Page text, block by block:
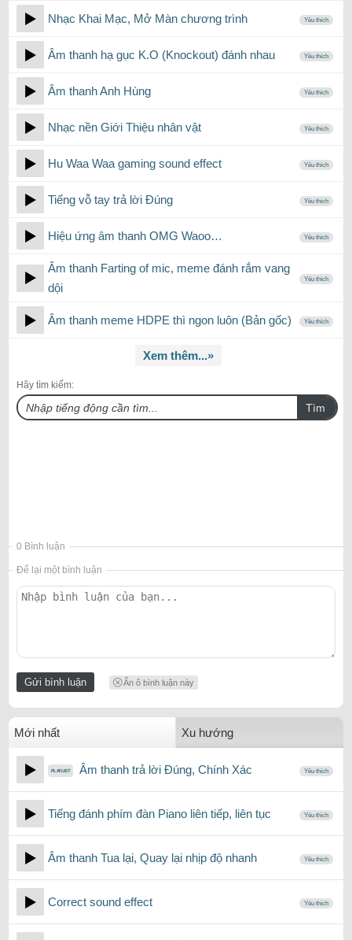
Nhạc Khai Mạc, Mở Màn chương trình Yêu thích
Âm thanh hạ gục K.O (Knockout) đánh nhau Yêu thích
Âm thanh Anh Hùng Yêu thích
Nhạc nền Giới Thiệu nhân vật Yêu thích
Hu Waa Waa gaming sound effect Yêu thích
Tiếng vỗ tay trả lời Đúng Yêu thích
Hiệu ứng âm thanh OMG Waoo… Yêu thích
Âm thanh Farting of mic, meme đánh rắm vang
dội
Yêu thích
Âm thanh meme HDPE thì ngon luôn (Bản gốc) Yêu thích
Xem thêm...»
Hãy tìm kiếm:
Tìm
0 Bình luận
Để lại một bình luận
Ẩn ô bình luận này
Mới nhất Xu hướng
Âm thanh trả lời Đúng, Chính Xác Yêu thích
Tiếng đánh phím đàn Piano liên tiếp, liên tục Yêu thích
Âm thanh Tua lại, Quay lại nhịp độ nhanh Yêu thích
Correct sound effect Yêu thích